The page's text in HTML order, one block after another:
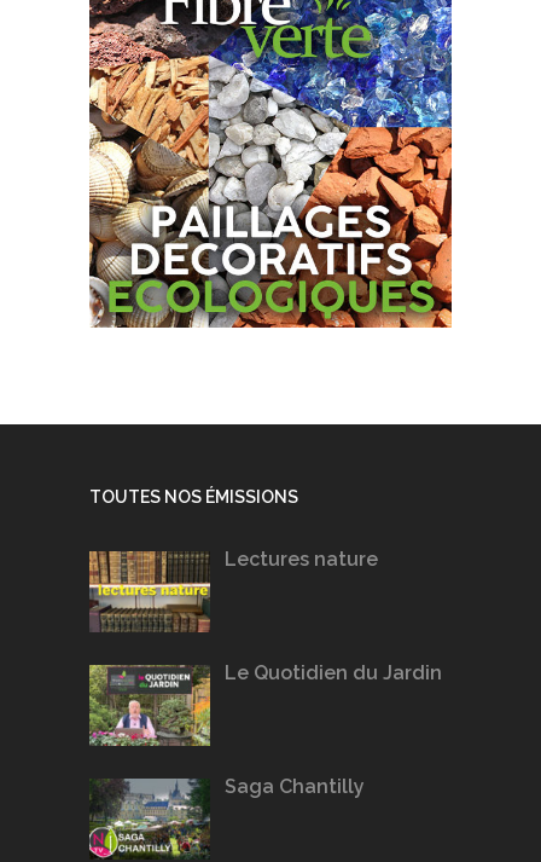
TOUTES NOS ÉMISSIONS
Lectures nature
Le Quotidien du Jardin
Saga Chantilly